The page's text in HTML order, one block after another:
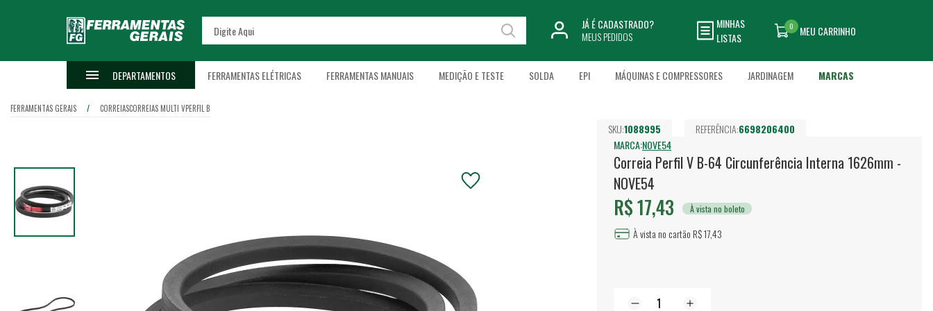
JÁ É CADASTRADO?
MEUS PEDIDOS
MINHAS
LISTAS
MEU CARRINHO
0
DEPARTAMENTOS FERRAMENTAS ELÉTRICAS FERRAMENTAS MANUAIS MEDIÇÃO E TESTE SOLDA EPI MÁQUINAS E COMPRESSORES JARDINAGEM MARCAS
FERRAMENTAS GERAIS CORREIASCORREIAS MULTI VPERFIL B
SKU:1088995 REFERÊNCIA:6698206400
MARCA:NOVE54
Correia Perfil V B-64 Circunferência Interna 1626mm -
NOVE54
R$ 17,43 À vista no boleto
À vista no cartão R$ 17,43